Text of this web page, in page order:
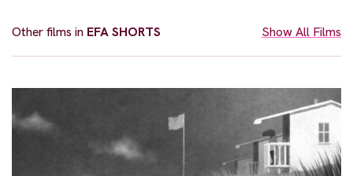
Other films in EFA SHORTS Show All Films